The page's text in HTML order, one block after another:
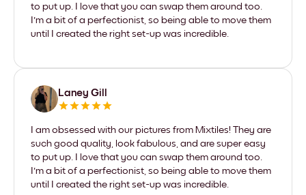
to put up. I love that you can swap them around too.
I'm a bit of a perfectionist, so being able to move them
until I created the right set-up was incredible.
Laney Gill
I am obsessed with our pictures from Mixtiles! They are
such good quality, look fabulous, and are super easy
to put up. I love that you can swap them around too.
I'm a bit of a perfectionist, so being able to move them
until I created the right set-up was incredible.